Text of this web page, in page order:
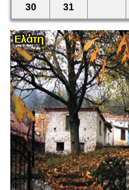
30 31